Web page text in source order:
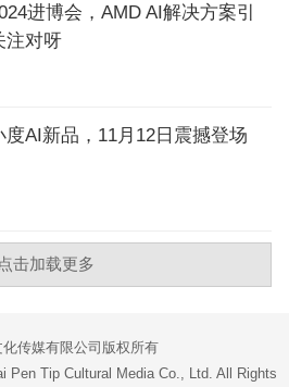
进博会，AMD AI解决方案引
注对呀
度AI新品，11月12日震撼登场
点击加载更多
传媒有限公司版权所有
Pen Tip Cultural Media Co., Ltd. All Rights